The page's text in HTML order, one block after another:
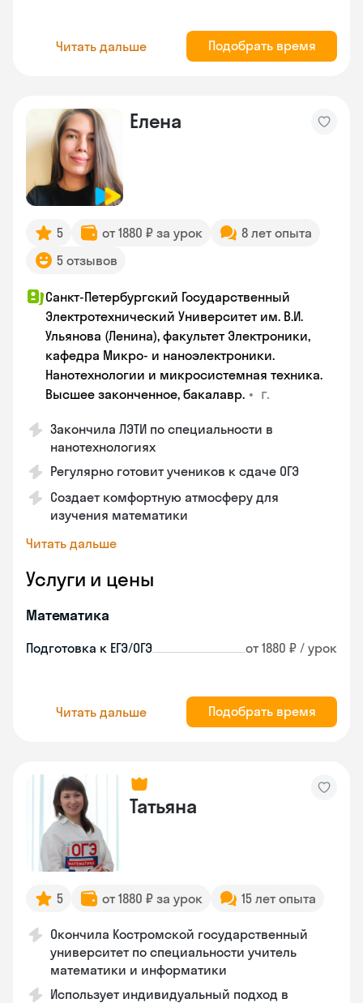
Читать дальше Подобрать время
Елена
5 от 1880 ₽ за урок
8 лет опыта
5 отзывов
Санкт-Петербургский Государственный
Электротехнический Университет им. В.И.
Ульянова (Ленина), факультет Электроники,
кафедра Микро- и наноэлектроники.
Нанотехнологии и микросистемная техника.
Высшее законченное, бакалавр. • г.
Закончила ЛЭТИ по специальности в
нанотехнологиях
Регулярно готовит учеников к сдаче ОГЭ
Создает комфортную атмосферу для
изучения математики
Читать дальше
Услуги и цены
Математика
Подготовка к ЕГЭ/ОГЭ от 1880 ₽ / урок
Читать дальше Подобрать время
Татьяна
5 от 1880 ₽ за урок 15 лет опыта
Окончила Костромской государственный
университет по специальности учитель
математики и информатики
Использует индивидуальный подход в